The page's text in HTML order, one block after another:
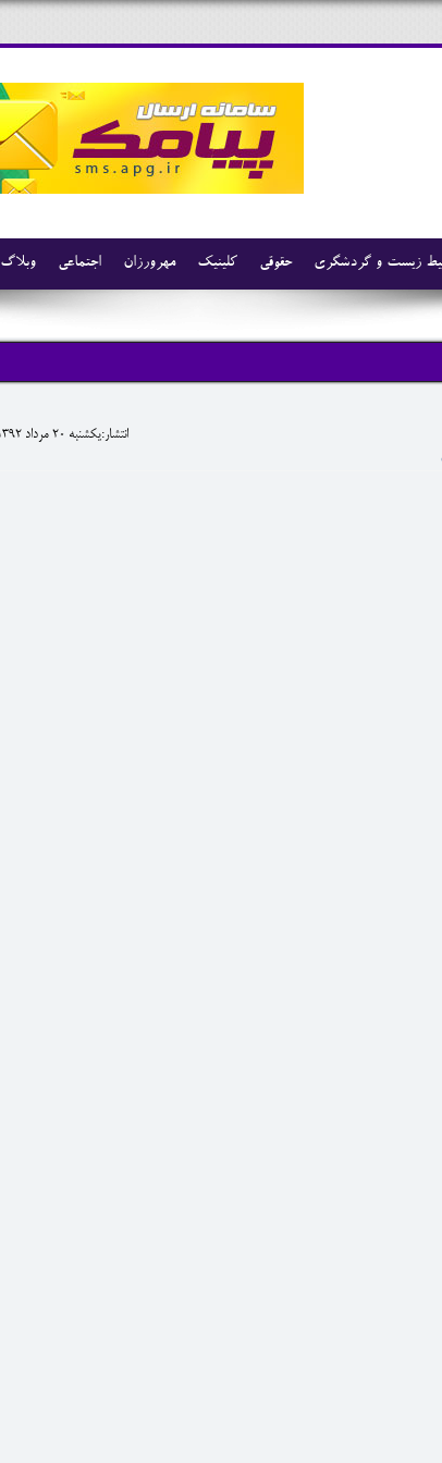
وبلاگ اجتماعی مهرورزان کلینیک حقوقی زیست و گردشگری
انتشار:يکشنبه 20 مرداد 1392-0:20